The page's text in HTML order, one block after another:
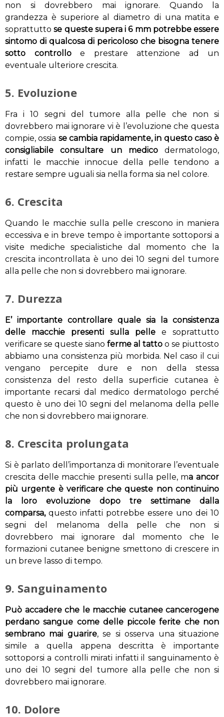
non si dovrebbero mai ignorare. Quando la
grandezza è superiore al diametro di una matita e
soprattuttose queste supera i 6 mm potrebbe essere
sintomo di qualcosa di pericoloso che bisogna tenere
sotto controlloe prestare attenzione ad un
eventuale ulteriore crescita.
5. Evoluzione
Fra i 10 segni del tumore alla pelle che non si
dovrebbero mai ignorare vi è l’evoluzione che questa
compie, ossia se cambia rapidamente, in questo caso è
consigliabile consultare un medicodermatologo,
infatti le macchie innocue della pelle tendono a
restare sempre uguali sia nella forma sia nel colore.
6. Crescita
Quando le macchie sulla pelle crescono in maniera
eccessiva e in breve tempo è importante sottoporsi a
visite mediche specialistiche dal momento che la
crescita incontrollata è uno dei 10 segni del tumore
alla pelle che non si dovrebbero mai ignorare.
7. Durezza
E’ importante controllare quale sia la consistenza
delle macchie presenti sulla pelle e soprattutto
verificare se queste siano ferme al tatto o se piuttosto
abbiamo una consistenza più morbida. Nel caso il cui
vengano percepite dure e non della stessa
consistenza del resto della superficie cutanea è
importante recarsi dal medico dermatologo perché
questo è uno dei 10 segni del melanoma della pelle
che non si dovrebbero mai ignorare.
8. Crescita prolungata
Si è parlato dell’importanza di monitorare l’eventuale
crescita delle macchie presenti sulla pelle, ma ancor
più urgente è verificare che queste non continuino
la loro evoluzione dopo tre settimane dalla
comparsa,questo infatti potrebbe essere uno dei 10
segni del melanoma della pelle che non si
dovrebbero mai ignorare dal momento che le
formazioni cutanee benigne smettono di crescere in
un breve lasso di tempo.
9. Sanguinamento
Può accadere che le macchie cutanee cancerogene
perdano sangue come delle piccole ferite che non
sembrano mai guarire, se si osserva una situazione
simile a quella appena descritta è importante
sottoporsi a controlli mirati infatti il sanguinamento è
uno dei 10 segni del tumore alla pelle che non si
dovrebbero mai ignorare.
10. Dolore